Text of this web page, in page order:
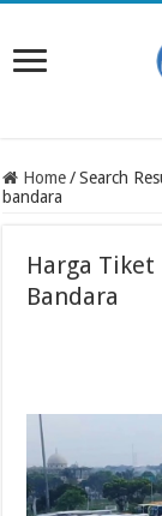
Home / Search
bandara
Harga
Bandara